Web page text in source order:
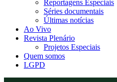
Reportagens Especiais
Séries documentais
Últimas notícias
Ao Vivo
Revista Plenário
Projetos Especiais
Quem somos
LGPD